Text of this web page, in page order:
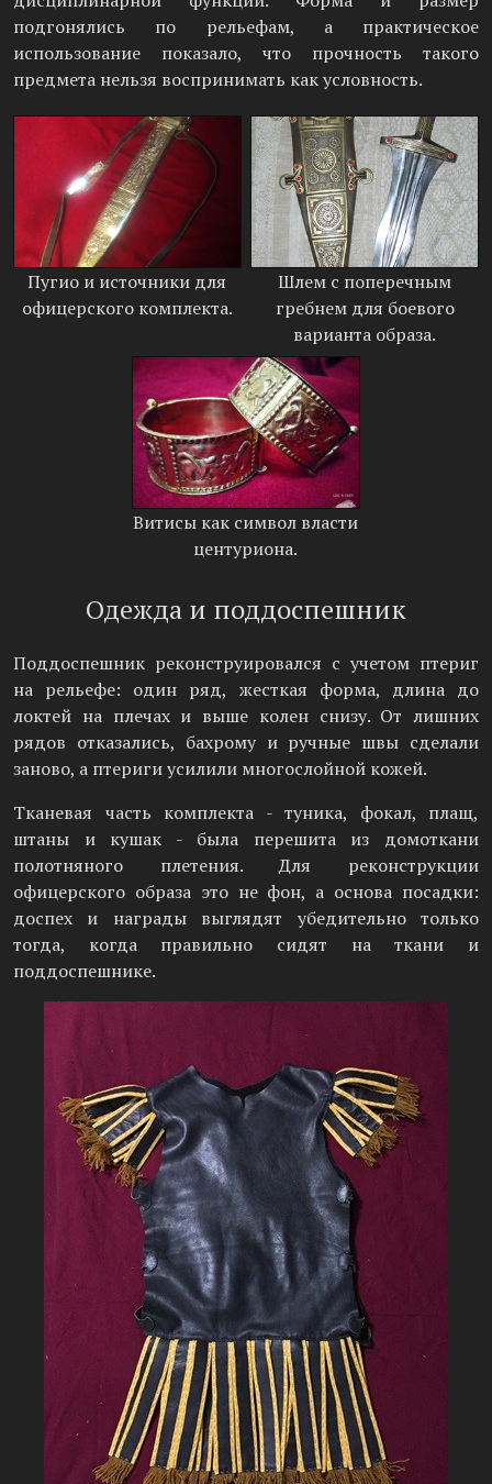
подгонялись по рельефам, а практическое
использование показало, что прочность такого
предмета нельзя воспринимать как условность.
Пугио и источники для
офицерского комплекта.
Шлем с поперечным
гребнем для боевого
варианта образа.
Витисы как символ власти
центуриона.
Одежда и поддоспешник
Поддоспешник реконструировался с учетом птериг
на рельефе: один ряд, жесткая форма, длина до
локтей на плечах и выше колен снизу. От лишних
рядов отказались, бахрому и ручные швы сделали
заново, а птериги усилили многослойной кожей.
Тканевая часть комплекта - туника, фокал, плащ,
штаны и кушак - была перешита из домоткани
полотняного плетения. Для реконструкции
офицерского образа это не фон, а основа посадки:
доспех и награды выглядят убедительно только
тогда, когда правильно сидят на ткани и
поддоспешнике.